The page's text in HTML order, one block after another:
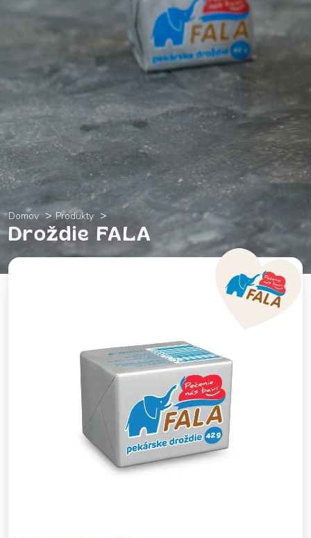
Domov Produkty
Droždie FALA